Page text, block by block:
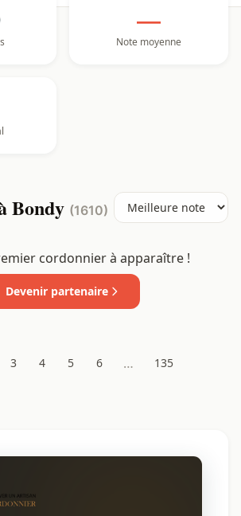
—
Note moyenne
Bondy (1610)
cordonnier à apparaître !
Devenir partenaire
3 4 5 6 … 135